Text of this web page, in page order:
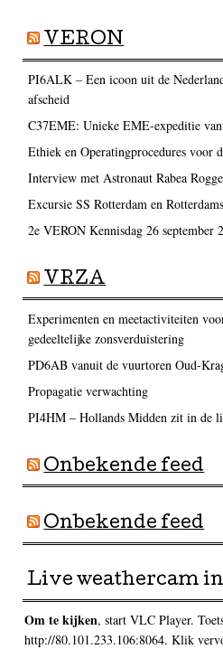
VERON
PI6ALK – Een icoon uit de
afscheid
C37EME: Unieke EME-expeditie
Ethiek en Operatingprocedures voor
Interview met Astronaut Rabea
Excursie SS Rotterdam en
2e VERON Kennisdag 26 september
VRZA
Experimenten en meetactiviteiten
gedeeltelijke zonsverduistering
PD6AB vanuit de vuurtoren Oud-
Propagatie verwachting
PI4HM – Hollands Midden zit in de
Onbekende feed
Onbekende feed
Live weathercam
Om te kijken, start VLC Player.
http://80.101.233.106:8064. Klik